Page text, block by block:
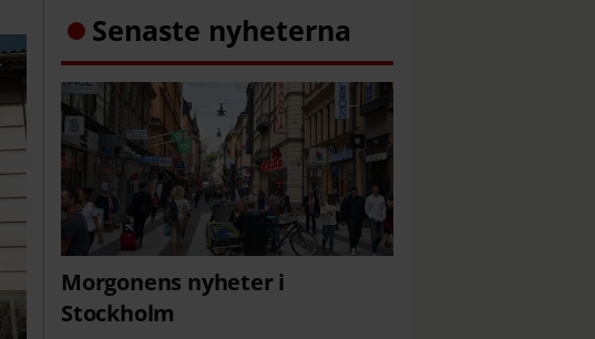
Senaste nyheterna
Morgonens nyheter i
Stockholm